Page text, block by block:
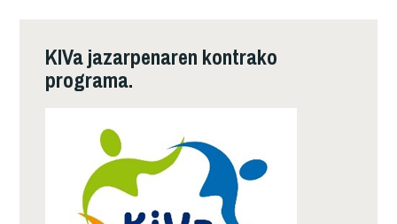
KIVa jazarpenaren kontrako
programa.